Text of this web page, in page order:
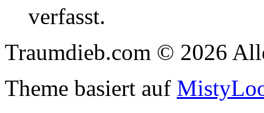
verfasst.
Traumdieb.com © 2026
Theme basiert auf